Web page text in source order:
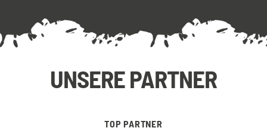
UNSERE PARTNER
TOP PARTNER